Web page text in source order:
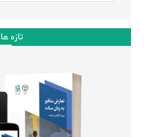
تازه ها